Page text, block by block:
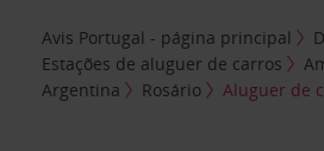
Avis Portugal - página principal
Estações de aluguer de carros
Argentina
Rosário Aluguer de